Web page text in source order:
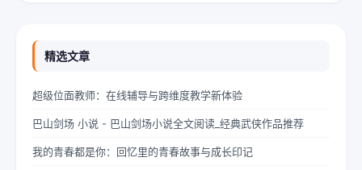
精选文章
超级位面教师：在线辅导与跨维度教学新体验
巴山剑场 小说 - 巴山剑场小说全文阅读_经典武侠作品推荐
我的青春都是你：回忆里的青春故事与成长印记